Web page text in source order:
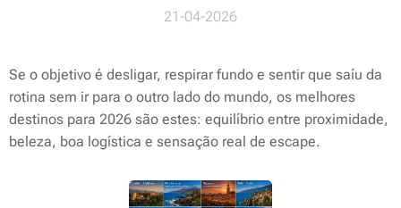
21-04-2026
Se o objetivo é desligar, respirar fundo e sentir que saíu da
rotina sem ir para o outro lado do mundo, os melhores
destinos para 2026 são estes: equilíbrio entre proximidade,
beleza, boa logística e sensação real de escape.